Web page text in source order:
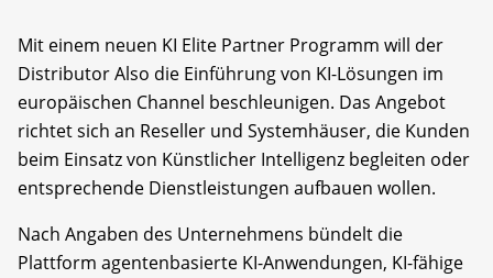
Mit einem neuen KI Elite Partner Programm will der
Distributor Also die Einführung von KI-Lösungen im
europäischen Channel beschleunigen. Das Angebot
richtet sich an Reseller und Systemhäuser, die Kunden
beim Einsatz von Künstlicher Intelligenz begleiten oder
entsprechende Dienstleistungen aufbauen wollen.
Nach Angaben des Unternehmens bündelt die
Plattform agentenbasierte KI-Anwendungen, KI-fähige